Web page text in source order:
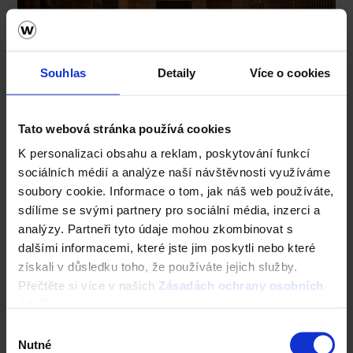
Souhlas Detaily Více o cookies
Tato webová stránka používá cookies
K personalizaci obsahu a reklam, poskytování funkcí
sociálních médií a analýze naší návštěvnosti využíváme
soubory cookie. Informace o tom, jak náš web používáte,
sdílíme se svými partnery pro sociální média, inzerci a
analýzy. Partneři tyto údaje mohou zkombinovat s
dalšími informacemi, které jste jim poskytli nebo které
získali v důsledku toho, že používáte jejich služby.
Přečtěte si více v našich Zásadách ochrany osobních
souhlasu
Nutné